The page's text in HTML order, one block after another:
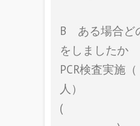
B ある場合ど
をしましたか
PCR検査
人）